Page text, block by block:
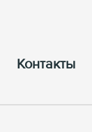
Контакты